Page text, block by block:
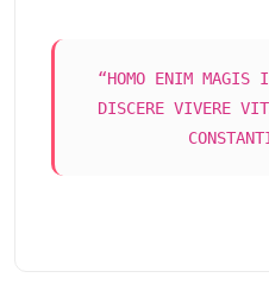
“HOMO ENIM MAGIS
DISCERE VIVERE